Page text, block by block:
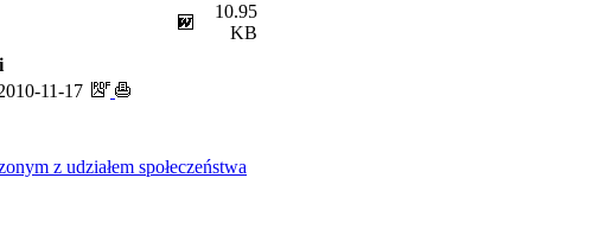
10.95
KB
11-17
z udziałem społeczeństwa